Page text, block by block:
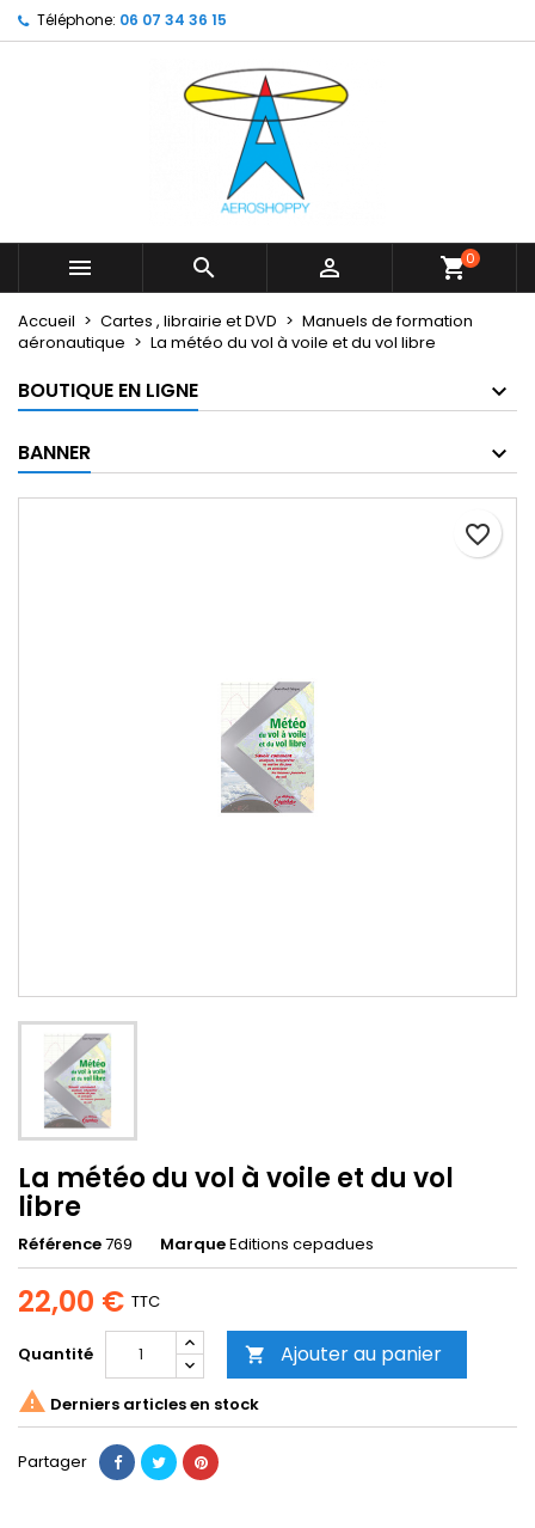
Téléphone: 06 07 34 36 15
   shopping_cart0
Accueil Cartes , librairie et DVD
Manuels de formation
aéronautique
La météo du vol à voile et du vol libre
BOUTIQUE EN LIGNE
BANNER
La météo du vol à voile et du vol
libre
Référence769 MarqueEditions cepadues
22,00 € TTC
Quantité  Ajouter au panier
favorite_border
 Derniers articles en stock
Partager
My wishlists ×
Create new list
Créer une liste d'envies ×
Nom de la liste d'envies
Connexion ×
Vous devez être connecté pour ajouter des produits
Annuler